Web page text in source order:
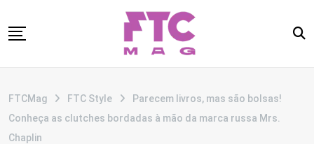
to
CATEGORIAS
ANUNCIE
FTCMag FTC Style
Parecem livros, mas são bolsas!
Conheça as clutches bordadas à mão da marca russa Mrs.
Chaplin